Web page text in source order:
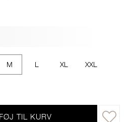
M L XL XXL
TIL KURV